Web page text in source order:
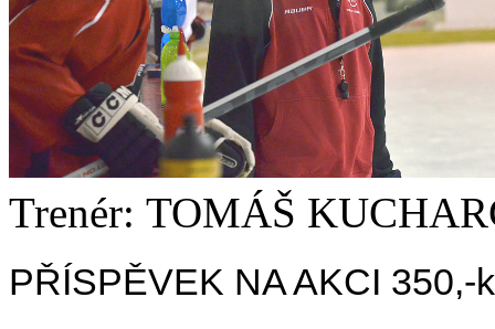
Trenér: TOMÁŠ
PŘÍSPĚVEK NA AKCI 350,-